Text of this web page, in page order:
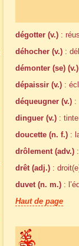
dégotter (v.) :
déhocher (v.) :
démonter (se) (v.)
dépaissir (v.) :
déqueugner (v.) :
dinguer (v.) :
doucette (n. f.) :
drôlement (adv.)
drêt (adj.) :
duvet (n. m.) :
Haut de page